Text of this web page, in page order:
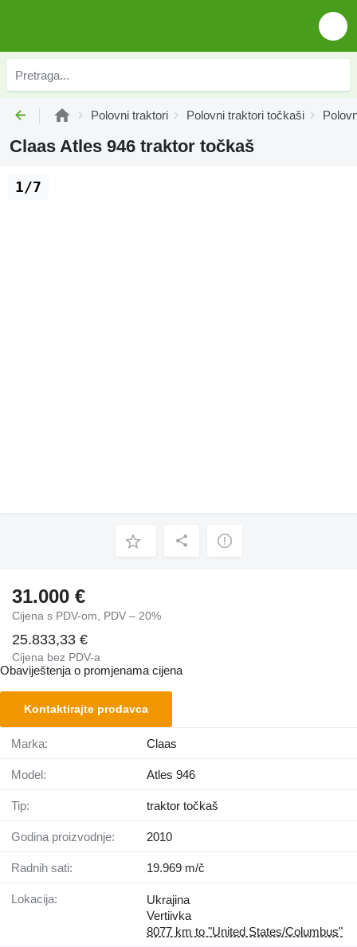
Polovni traktori Polovni traktori točkaši
Claas Atles 946 traktor točkaš
1/7
31.000 €
Cijena s PDV-om, PDV – 20%
25.833,33 €
Cijena bez PDV-a
Obaviještenja o promjenama cijena
Kontaktirajte prodavca
Marka: Claas
Model: Atles 946
Tip: traktor točkaš
Godina proizvodnje: 2010
Radnih sati: 19.969 m/č
Lokacija:
Ukrajina
Vertiivka
8077 km to "United States/Columbus"